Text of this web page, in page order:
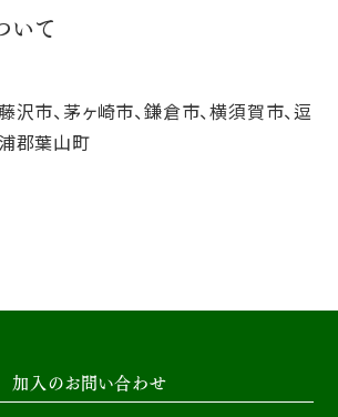
いて
沢市、茅ヶ崎市、鎌倉市、横須賀市、逗
郡葉山町
加入のお問い合わせ